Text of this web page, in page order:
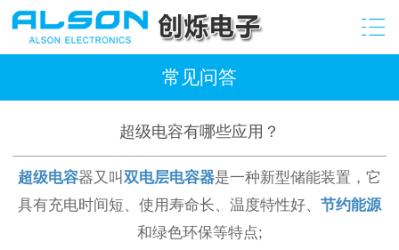
常见问答
超级电容有哪些应用？
超级电容器又叫 双电层电容器是一种新型储能装置，它
具有充电时间短、使用寿命长、温度特性好、 节约能源
和绿色环保等特点;